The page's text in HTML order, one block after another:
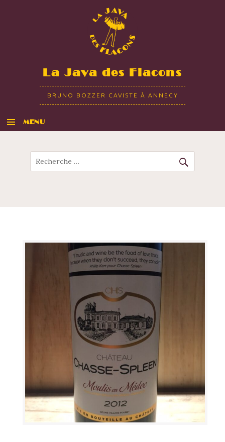
La Java des Flacons
BRUNO BOZZER CAVISTE À ANNECY
MENU
Recherche